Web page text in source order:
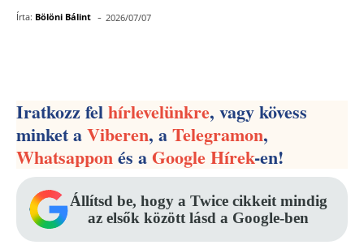
Írta: Bölöni Bálint - 2026/07/07
Iratkozz felhírlevelünkre, vagy kövess
minket aViberen, aTelegramon,
Whatsapponés aGoogle Hírek-en!
Állítsd be, hogy a Twice cikkeit mindig
az elsők között lásd a Google-ben